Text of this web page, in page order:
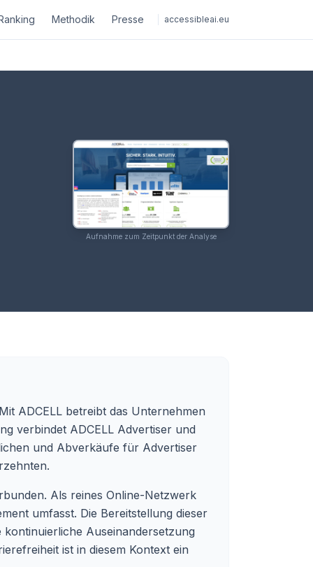
Methodik Presse accessibleai.eu
Aufnahme zum Zeitpunkt der Analyse
ADCELL betreibt das Unternehmen
verbindet ADCELL Advertiser und
und Abverkäufe für Advertiser
Als reines Online-Netzwerk
umfasst. Die Bereitstellung dieser
Auseinandersetzung
ist in diesem Kontext ein